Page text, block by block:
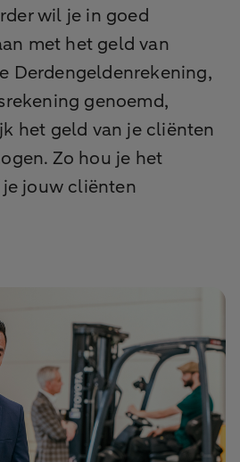
wil je in goed
met het geld van
Derdengeldenrekening,
genoemd,
het geld van je cliënten
Zo hou je het
jouw cliënten